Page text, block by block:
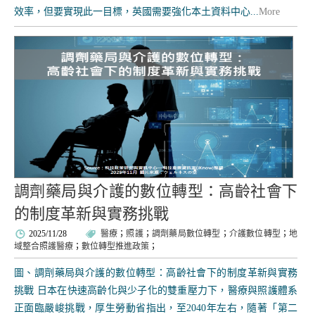
效率，但要實現此一目標，英國需要強化本土資料中心...More
調劑藥局與介護的數位轉型：高齡社會下
的制度革新與實務挑戰
2025/11/28 醫療 ； 照護； 調劑藥局數位轉型 ； 介護數位轉型 ；地
域整合照護醫療 ； 數位轉型推進政策 ；
圖、調劑藥局與介護的數位轉型：高齡社會下的制度革新與實務
挑戰 日本在快速高齡化與少子化的雙重壓力下，醫療與照護體系
正面臨嚴峻挑戰，厚生勞動省指出，至2040年左右，隨著「第二